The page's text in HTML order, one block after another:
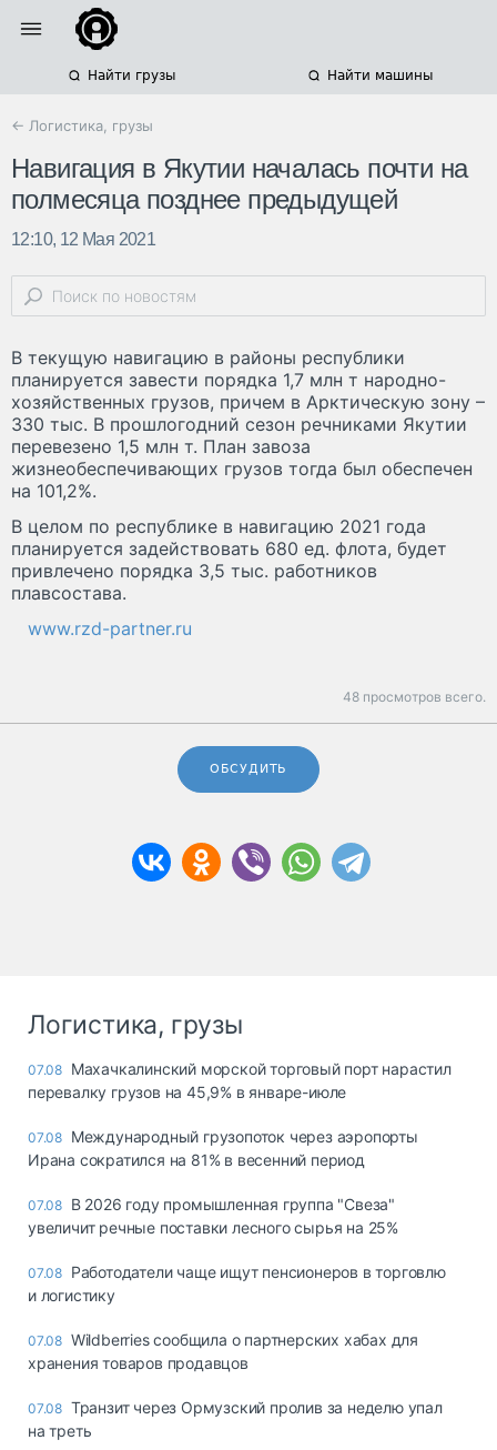
Найти грузы Найти машины
← Логистика, грузы
Навигация в Якутии началась почти на
полмесяца позднее предыдущей
12:10, 12 Мая 2021
В текущую навигацию в районы республики
планируется завести порядка 1,7 млн т народно-
хозяйственных грузов, причем в Арктическую зону –
330 тыс. В прошлогодний сезон речниками Якутии
перевезено 1,5 млн т. План завоза
жизнеобеспечивающих грузов тогда был обеспечен
на 101,2%.
В целом по республике в навигацию 2021 года
планируется задействовать 680 ед. флота, будет
привлечено порядка 3,5 тыс. работников
плавсостава.
www.rzd-partner.ru
48 просмотров всего.
ОБСУДИТЬ
Логистика, грузы
07.08 Махачкалинский морской торговый порт нарастил
перевалку грузов на 45,9% в январе-июле
07.08 Международный грузопоток через аэропорты
Ирана сократился на 81% в весенний период
07.08 В 2026 году промышленная группа "Свеза"
увеличит речные поставки лесного сырья на 25%
07.08 Работодатели чаще ищут пенсионеров в торговлю
и логистику
07.08 Wildberries сообщила о партнерских хабах для
хранения товаров продавцов
07.08 Транзит через Ормузский пролив за неделю упал
на треть